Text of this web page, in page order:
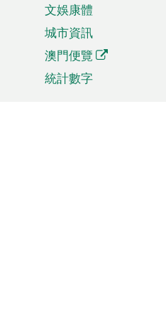
文娛康體
城市資訊
澳門便覽
統計數字